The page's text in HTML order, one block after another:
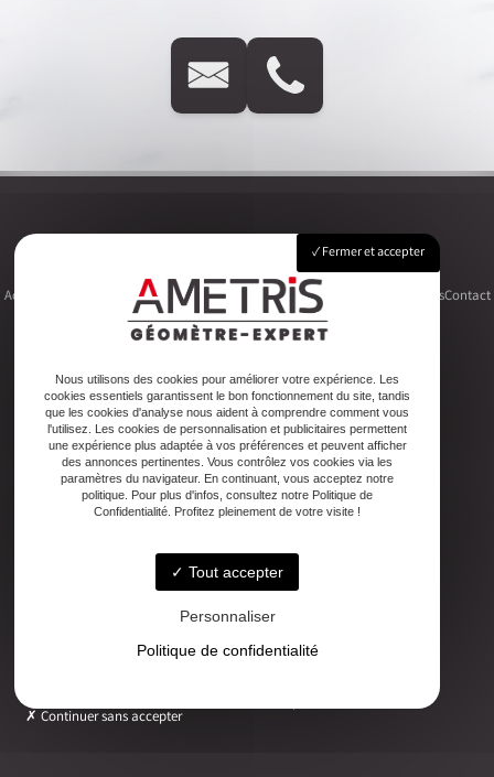
Accueil FoncierUrbanismeCopropriétéTopographie Autres activitésContact
Adresse
2ter Cour Xavier Moreau, 33720 Podensac
Téléphone
05 56 27 26 08
Email
ludovic.chiarami@geometre-expert.fr
Lundi - Vendredi : 08:30–12:30 / 13:30–18:00
Fermer et accepter
Nous utilisons des cookies pour améliorer votre expérience. Les
cookies essentiels garantissent le bon fonctionnement du site, tandis
que les cookies d'analyse nous aident à comprendre comment vous
l'utilisez. Les cookies de personnalisation et publicitaires permettent
une expérience plus adaptée à vos préférences et peuvent afficher
des annonces pertinentes. Vous contrôlez vos cookies via les
paramètres du navigateur. En continuant, vous acceptez notre
politique. Pour plus d'infos, consultez notre Politique de
Confidentialité. Profitez pleinement de votre visite !
Tout accepter
Personnaliser
Politique de confidentialité
Continuer sans accepter